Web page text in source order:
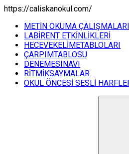
https://caliskanokul.com/
METİN OKUMA ÇALIŞMALARI
LABİRENT ETKİNLİKLERİ
HECEVEKELİMETABLOLARI
ÇARPIMTABLOSU
DENEMESINAVI
RİTMİKSAYMALAR
OKUL ÖNCESİ SESLİ